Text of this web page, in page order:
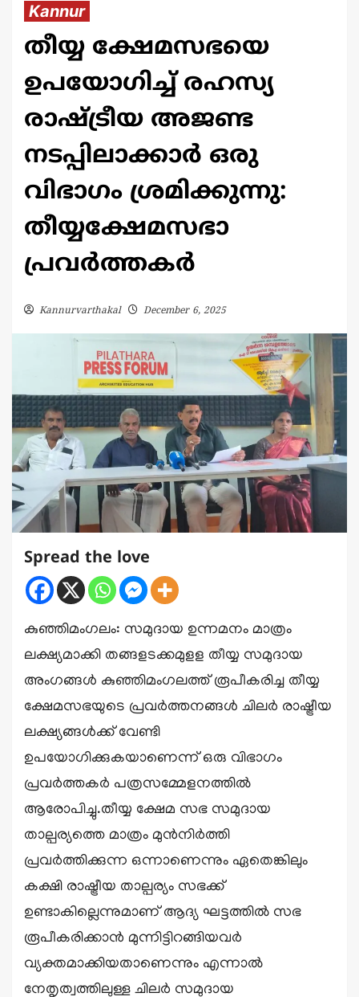
Kannur
തീയ്യ ക്ഷേമസഭയെ
ഉപയോഗിച്ച് രഹസ്യ
രാഷ്ട്രീയ അജണ്ട
നടപ്പിലാക്കാർ ഒരു
വിഭാഗം ശ്രമിക്കുന്നു:
തീയ്യക്ഷേമസഭാ
പ്രവർത്തകർ
Kannurvarthakal December 6, 2025
Spread the love
കുഞ്ഞിമംഗലം: സമുദായ ഉന്നമനം മാത്രം
ലക്ഷ്യമാക്കി തങ്ങളടക്കമുളള തീയ്യ സമുദായ
അംഗങ്ങൾ കുഞ്ഞിമംഗലത്ത് രൂപീകരിച്ച തീയ്യ
ക്ഷേമസഭയുടെ പ്രവർത്തനങ്ങൾ ചിലർ രാഷ്ട്രീയ
ലക്ഷ്യങ്ങൾക്ക് വേണ്ടി
ഉപയോഗിക്കുകയാണെന്ന് ഒരു വിഭാഗം
പ്രവർത്തകർ പത്രസമ്മേളനത്തിൽ
ആരോപിച്ചു.തീയ്യ ക്ഷേമ സഭ സമുദായ
താല്പര്യത്തെ മാത്രം മുൻനിർത്തി
പ്രവർത്തിക്കുന്ന ഒന്നാണെന്നും ഏതെങ്കിലും
കക്ഷി രാഷ്ട്രീയ താല്പര്യം സഭക്ക്
ഉണ്ടാകില്ലെന്നുമാണ് ആദ്യ ഘട്ടത്തിൽ സഭ
രൂപീകരിക്കാൻ മുന്നിട്ടിറങ്ങിയവർ
വ്യക്തമാക്കിയതാണെന്നും എന്നാൽ
നേതൃത്വത്തിലുള്ള ചിലർ സമുദായ